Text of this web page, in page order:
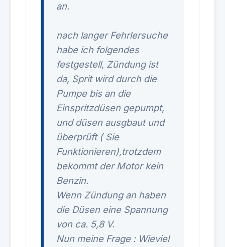
an.
nach langer Fehrlersuche
habe ich folgendes
festgestell, Zündung ist
da, Sprit wird durch die
Pumpe bis an die
Einspritzdüsen gepumpt,
und düsen ausgbaut und
überprüft ( Sie
Funktionieren),trotzdem
bekommt der Motor kein
Benzin.
Wenn Zündung an haben
die Düsen eine Spannung
von ca. 5,8 V.
Nun meine Frage : Wieviel